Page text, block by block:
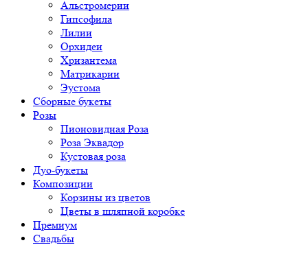
Альстромерии
Гипсофила
Лилии
Орхидеи
Хризантема
Матрикарии
Эустома
Сборные букеты
Розы
Пионовидная Роза
Роза Эквадор
Кустовая роза
Дуо-букеты
Композиции
Корзины из цветов
Цветы в шляпной коробке
Премиум
Свадьбы